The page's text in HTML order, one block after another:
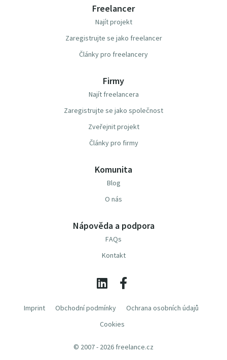
Freelancer
Najít projekt
Zaregistrujte se jako freelancer
Články pro freelancery
Firmy
Najít freelancera
Zaregistrujte se jako společnost
Zveřejnit projekt
Články pro firmy
Komunita
Blog
O nás
Nápověda a podpora
FAQs
Kontakt
Imprint Obchodní podmínky
Ochrana osobních údajů
Cookies
© 2007 - 2026 freelance.cz